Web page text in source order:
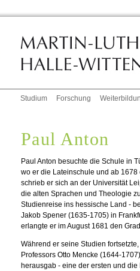
Studium Forschung
Paul Anton
Paul Anton besuchte die Schule in
wo er die Lateinschule und ab
schrieb er sich an der Universität
die alten Sprachen und Theologie
Studienreise ins hessische Land -
Jakob Spener (1635-1705) in
erlangte er im August 1681 den
Während er seine Studien
Professors Otto Mencke (1644-
herausgab - eine der ersten und